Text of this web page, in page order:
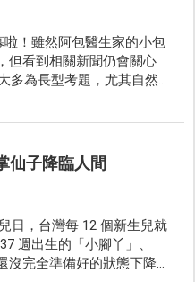
！雖然阿包醫生家的小包
但看到相關新聞仍會關心
多為長型考題，尤其自然
仙子降臨人間
日，台灣每 12 個新生兒就
週出生的「小腳丫」、
沒完全準備好的狀態下降